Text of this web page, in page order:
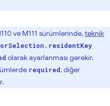
ve M111 sürümlerinde,teknik
olarak ayarlanması gerekir.
required, diğer